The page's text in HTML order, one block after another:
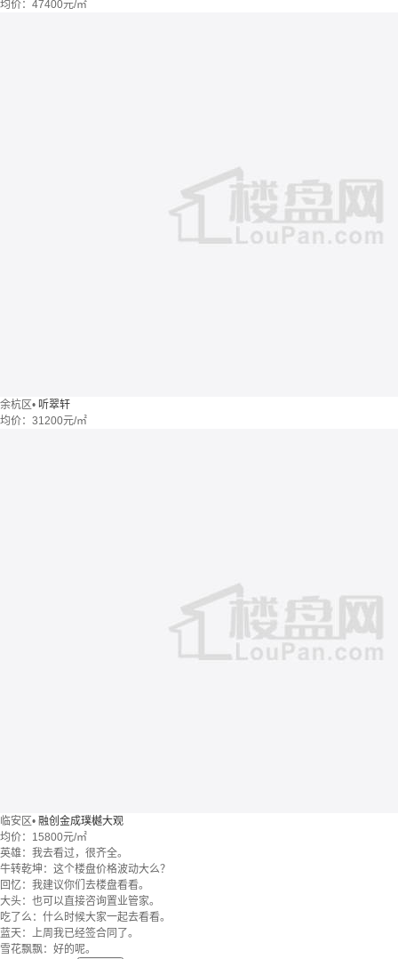
均价： 47400元/㎡
余杭区• 听翠轩
均价： 31200元/㎡
临安区• 融创金成璞樾大观
均价： 15800元/㎡
英雄：我去看过，很齐全。
牛转乾坤：这个楼盘价格波动大么？
回忆：我建议你们去楼盘看看。
大头：也可以直接咨询置业管家。
吃了么：什么时候大家一起去看看。
蓝天：上周我已经签合同了。
雪花飘飘：好的呢。